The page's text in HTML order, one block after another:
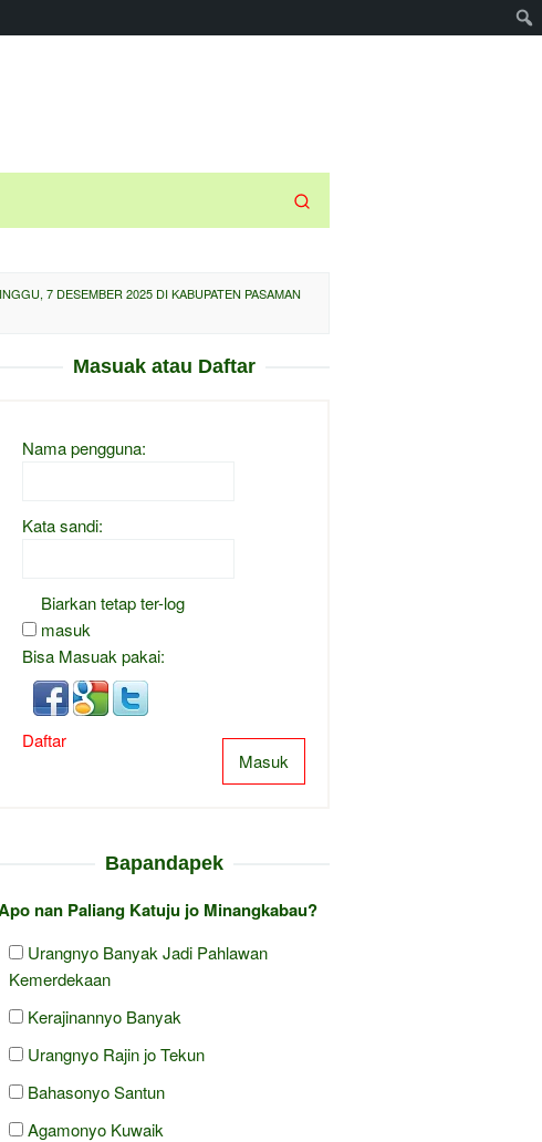
7 DESEMBER 2025 DI KABUPATEN PASAMAN
Masuak atau Daftar
Nama pengguna:
Kata sandi:
Biarkan tetap ter-log
masuk
Bisa Masuak pakai:
Masuk
Daftar
Bapandapek
nan Paliang Katuju jo Minangkabau?
Urangnyo Banyak Jadi Pahlawan
Kemerdekaan
Kerajinannyo Banyak
Urangnyo Rajin jo Tekun
Bahasonyo Santun
Agamonyo Kuwaik